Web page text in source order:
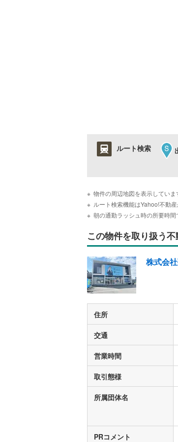
ルート検索
物件の周辺地図を表示してい
ルート検索機能はYahoo!不動
朝の通勤ラッシュ時の所要時
この物件を取り扱う
株式会
住所
交通
営業時間
取引態様
所属団体名
PRコメント